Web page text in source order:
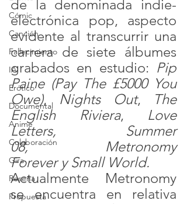
Cómic
Canción
Fallecimiento
IA
Erótico
Documental
Anime
Colaboración
Gira
Reseña
Propuesta
de la denominada indie-
electrónica pop, aspecto
evidente al transcurrir una
carrera de siete álbumes
grabados en estudio: Pip
Paine (Pay The £5000 You
Owe), Nights Out,
The
English Riviera, Love
Letters, Summer
08, Metronomy
Forever y Small World.
Actualmente Metronomy
se encuentra en relativa